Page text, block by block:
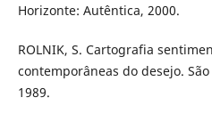
Horizonte: Autêntica, 2000.
ROLNIK, S. Cartografia
contemporâneas do desejo.
1989.